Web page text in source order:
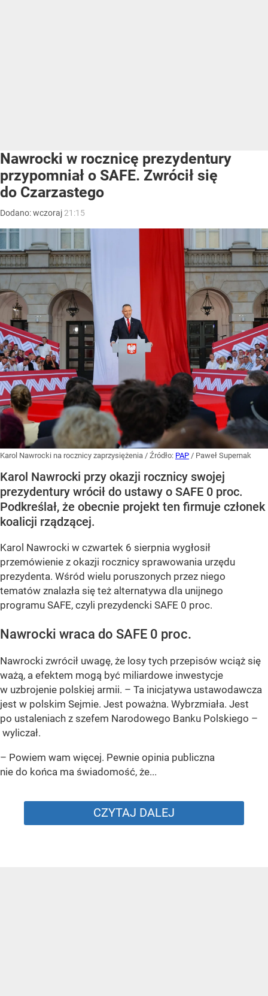
Nawrocki w rocznicę prezydentury
przypomniał o SAFE. Zwrócił się
do Czarzastego
Dodano:wczoraj 21:15
Karol Nawrocki na rocznicy zaprzysiężenia / Źródło: PAP / Paweł Supernak
Karol Nawrocki przy okazji rocznicy swojej
prezydentury wrócił do ustawy o SAFE 0 proc.
Podkreślał, że obecnie projekt ten firmuje członek
koalicji rządzącej.
Karol Nawrocki w czwartek 6 sierpnia wygłosił
przemówienie z okazji rocznicy sprawowania urzędu
prezydenta. Wśród wielu poruszonych przez niego
tematów znalazła się też alternatywa dla unijnego
programu SAFE, czyli prezydencki SAFE 0 proc.
Nawrocki wraca do SAFE 0 proc.
Nawrocki zwrócił uwagę, że losy tych przepisów wciąż się
ważą, a efektem mogą być miliardowe inwestycje
w uzbrojenie polskiej armii. – Ta inicjatywa ustawodawcza
jest w polskim Sejmie. Jest poważna. Wybrzmiała. Jest
po ustaleniach z szefem Narodowego Banku Polskiego –
wyliczał.
– Powiem wam więcej. Pewnie opinia publiczna
nie do końca ma świadomość, że...
CZYTAJ DALEJ